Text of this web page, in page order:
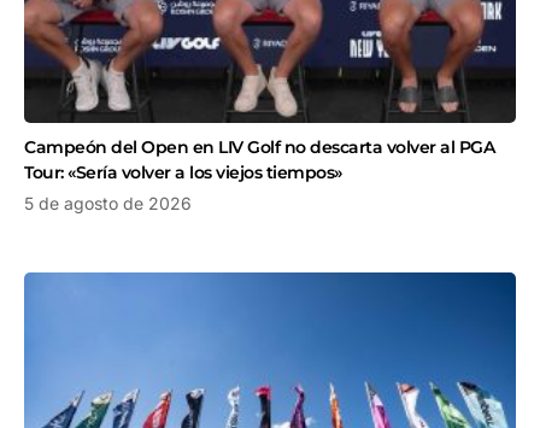
Campeón del Open en LIV Golf no descarta volver al PGA
Tour: «Sería volver a los viejos tiempos»
5 de agosto de 2026